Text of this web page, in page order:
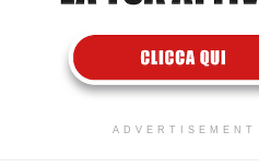
ADVERTISEMENT